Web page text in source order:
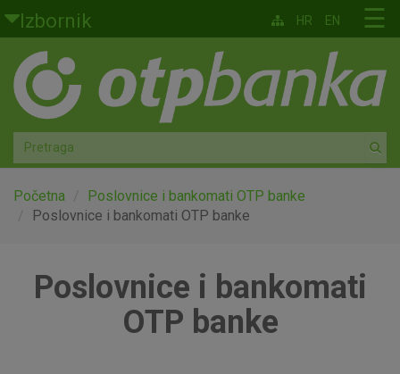
Skoči na glavni sadržaj
Izbornik
Građani
Privatno bankarstvo
Agro
Mala poduzeća i obrtnici
Globalna tržišta
☰
HR EN
Početna
Poslovnice i bankomati OTP banke
Poslovnice i bankomati OTP banke
Poslovnice i bankomati
OTP banke